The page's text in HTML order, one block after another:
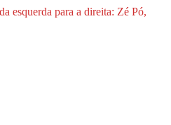
esquerda para a direita: Zé Pó,